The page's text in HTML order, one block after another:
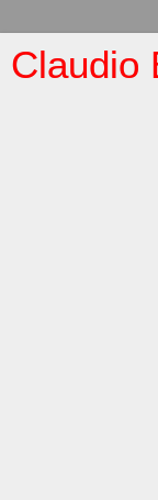
Claudio